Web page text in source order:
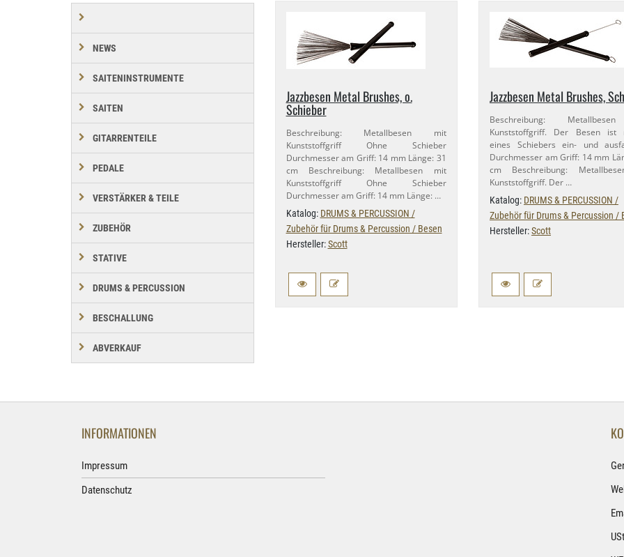
Jazzbesen Metal Brushes, o.
Schieber
Beschreibung: Metallbesen mit
Kunststoffgriff Ohne Schieber
Durchmesser am Griff: 14 mm Länge: 31
cm Beschreibung: Metallbesen mit
Kunststoffgriff Ohne Schieber
Durchmesser am Griff: 14 mm Länge: …
Katalog: DRUMS & PERCUSSION /
Zubehör für Drums & Percussion / Besen
Hersteller:Scott
Jazzbesen Metal Brushes,
Beschreibung:
Kunststoffgriff. Der Besen ist
eines Schiebers ein- und
Durchmesser am Griff: 14 mm
cm Beschreibung:
Kunststoffgriff. Der …
Katalog: DRUMS & PERCUSSION /
Zubehör für Drums & Percussion /
Hersteller:Scott
NEWS
SAITENINSTRUMENTE
SAITEN
GITARRENTEILE
PEDALE
VERSTÄRKER & TEILE
ZUBEHÖR
STATIVE
DRUMS & PERCUSSION
BESCHALLUNG
ABVERKAUF
INFORMATIONEN
Impressum
Datenschutz